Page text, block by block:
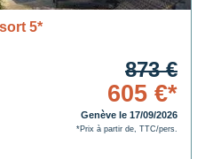
5*
873 €
605 €*
Genève le 17/09/2026
*Prix à partir de, TTC/pers.